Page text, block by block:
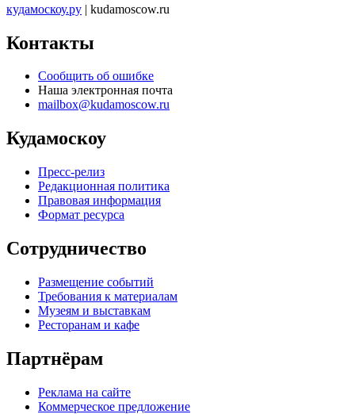
кудамоскоу.ру | kudamoscow.ru
Контакты
Сообщить об ошибке
Наша электронная почта
mailbox@kudamoscow.ru
Кудамоскоу
Пресс-релиз
Редакционная политика
Правовая информация
Формат ресурса
Сотрудничество
Размещение событий
Требования к материалам
Музеям и выставкам
Ресторанам и кафе
Партнёрам
Реклама на сайте
Коммерческое предложение